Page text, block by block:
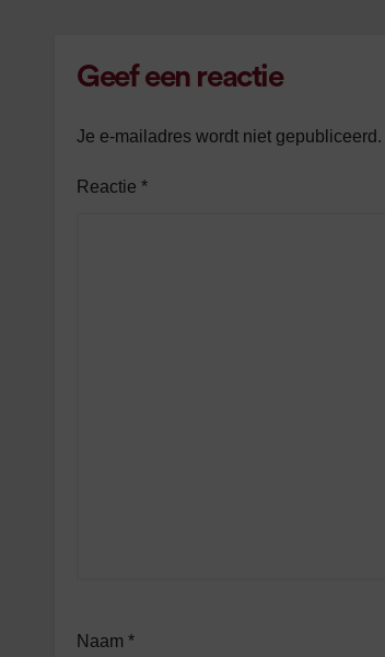
Geef een reactie
Je e-mailadres wordt niet gepubliceerd.
Reactie *
Naam *